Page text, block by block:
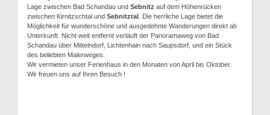
Lage zwischen Bad Schandau und Sebnitz auf dem Höhenrücken
zwischen Kirnitzschtal und Sebnitztal . Die herrliche Lage bietet die
Möglichkeit für wunderschöne und ausgedehnte Wanderungen direkt ab
Unterkunft. Nicht weit entfernt verläuft der Panoramaweg von Bad
Schandau über Mittelndorf, Lichtenhain nach Saupsdorf, und ein Stück
des beliebten Malerweges.
Wir vermieten unser Ferienhaus in den Monaten von April bis Oktober.
Wir freuen uns auf Ihren Besuch !